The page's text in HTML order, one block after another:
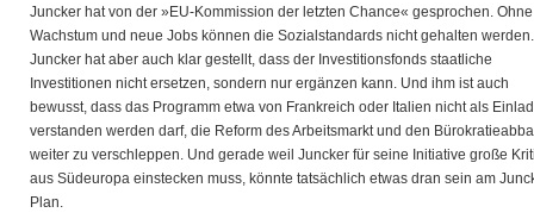
Juncker hat von der »EU-Kommission der letzten Chance« gesprochen. Ohne
Wachstum und neue Jobs können die Sozialstandards nicht gehalten werden.
Juncker hat aber auch klar gestellt, dass der Investitionsfonds staatliche
Investitionen nicht ersetzen, sondern nur ergänzen kann. Und ihm ist auch
bewusst, dass das Programm etwa von Frankreich oder Italien nicht als
verstanden werden darf, die Reform des Arbeitsmarkt und den
weiter zu verschleppen. Und gerade weil Juncker für seine Initiative große
aus Südeuropa einstecken muss, könnte tatsächlich etwas dran sein am
Plan.